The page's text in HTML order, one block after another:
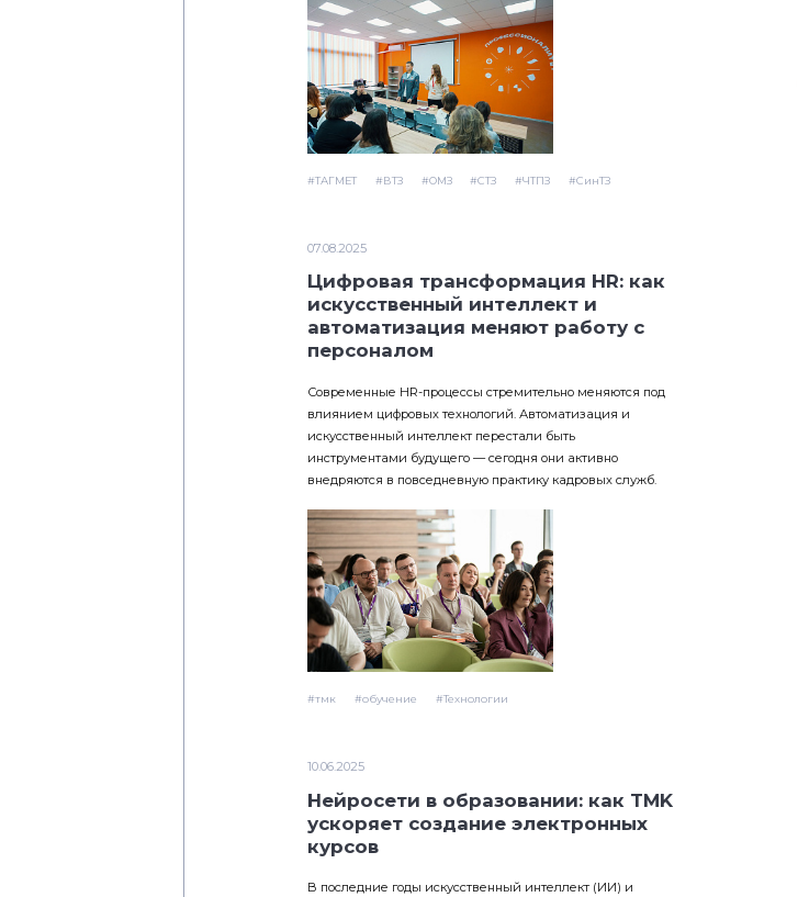
#ТАГМЕТ #ВТЗ #ОМЗ #СТЗ #ЧТПЗ #СинТЗ
07.08.2025
Цифровая трансформация HR: как
искусственный интеллект и
автоматизация меняют работу с
персоналом
Современные HR-процессы стремительно меняются под
влиянием цифровых технологий. Автоматизация и
искусственный интеллект перестали быть
инструментами будущего — сегодня они активно
внедряются в повседневную практику кадровых служб.
#тмк #обучение #Технологии
10.06.2025
Нейросети в образовании: как TMK
ускоряет создание электронных
курсов
В последние годы искусственный интеллект (ИИ) и